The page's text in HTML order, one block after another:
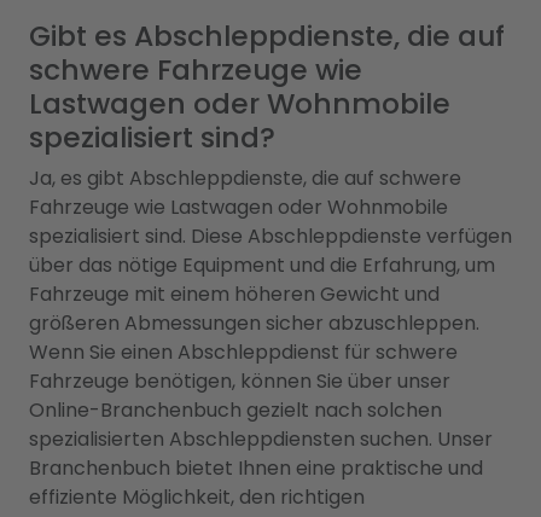
Gibt es Abschleppdienste, die auf
schwere Fahrzeuge wie
Lastwagen oder Wohnmobile
spezialisiert sind?
Ja, es gibt Abschleppdienste, die auf schwere
Fahrzeuge wie Lastwagen oder Wohnmobile
spezialisiert sind. Diese Abschleppdienste verfügen
über das nötige Equipment und die Erfahrung, um
Fahrzeuge mit einem höheren Gewicht und
größeren Abmessungen sicher abzuschleppen.
Wenn Sie einen Abschleppdienst für schwere
Fahrzeuge benötigen, können Sie über unser
Online-Branchenbuch gezielt nach solchen
spezialisierten Abschleppdiensten suchen. Unser
Branchenbuch bietet Ihnen eine praktische und
effiziente Möglichkeit, den richtigen